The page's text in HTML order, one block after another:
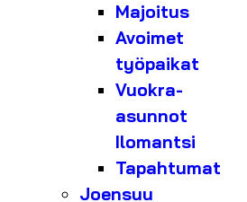
Majoitus
Avoimet
työpaikat
Vuokra-
asunnot
Ilomantsi
Tapahtumat
Joensuu